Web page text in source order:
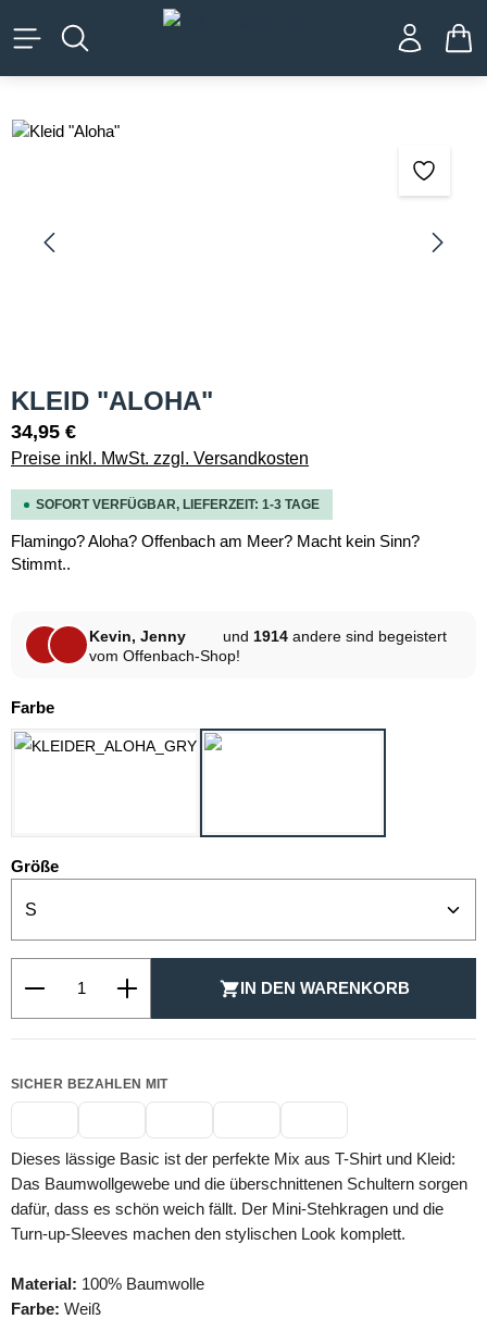
springen
Bildergalerie überspringen
KLEID "ALOHA"
34,95 €
Preise inkl. MwSt. zzgl. Versandkosten
SOFORT VERFÜGBAR, LIEFERZEIT: 1-3 TAGE
Flamingo? Aloha? Offenbach am Meer? Macht kein Sinn?
Stimmt..
Kevin, Jenny und 1914 andere sind begeistert
vom Offenbach-Shop!
Farbeauswählen
Größeauswählen
IN DEN WARENKORB
SICHER BEZAHLEN MIT
Dieses lässige Basic ist der perfekte Mix aus T-Shirt und Kleid:
Das Baumwollgewebe und die überschnittenen Schultern sorgen
dafür, dass es schön weich fällt. Der Mini-Stehkragen und die
Turn-up-Sleeves machen den stylischen Look komplett.
Material: 100% Baumwolle
Farbe: Weiß